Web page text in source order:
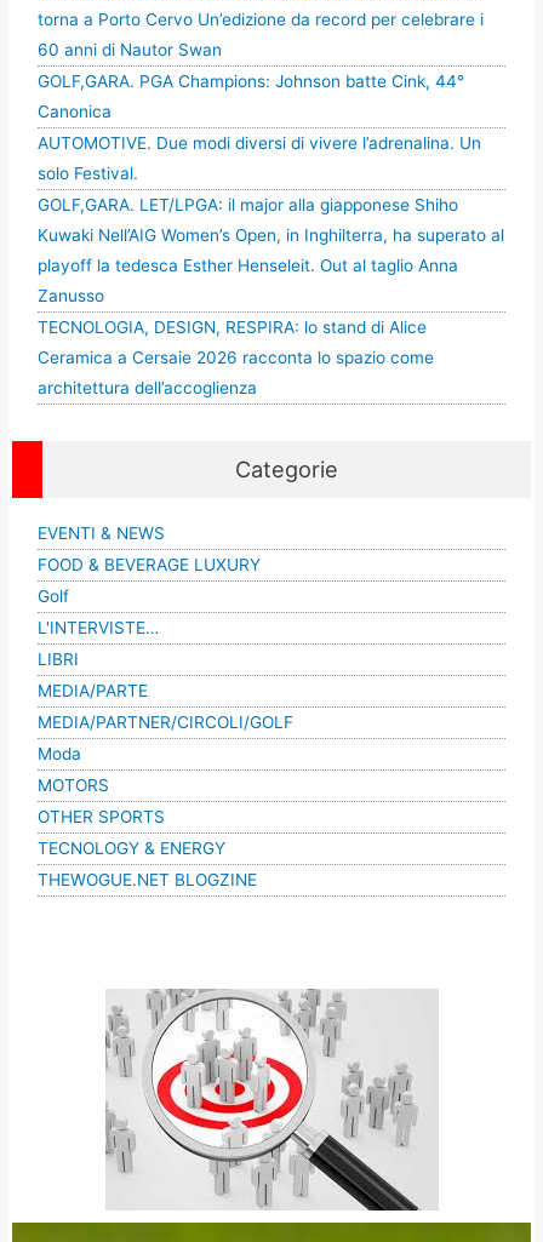
torna a Porto Cervo Un’edizione da record per celebrare i
60 anni di Nautor Swan
GOLF,GARA. PGA Champions: Johnson batte Cink, 44°
Canonica
AUTOMOTIVE. Due modi diversi di vivere l’adrenalina. Un
solo Festival.
GOLF,GARA. LET/LPGA: il major alla giapponese Shiho
Kuwaki Nell’AIG Women’s Open, in Inghilterra, ha superato al
playoff la tedesca Esther Henseleit. Out al taglio Anna
Zanusso
TECNOLOGIA, DESIGN, RESPIRA: lo stand di Alice
Ceramica a Cersaie 2026 racconta lo spazio come
architettura dell’accoglienza
Categorie
EVENTI & NEWS
FOOD & BEVERAGE LUXURY
Golf
L'INTERVISTE…
LIBRI
MEDIA/PARTE
MEDIA/PARTNER/CIRCOLI/GOLF
Moda
MOTORS
OTHER SPORTS
TECNOLOGY & ENERGY
THEWOGUE.NET BLOGZINE